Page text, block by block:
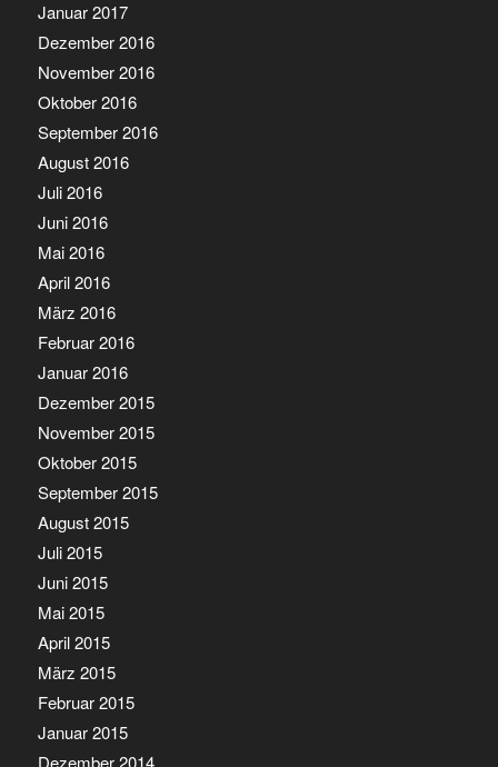
Januar 2017
Dezember 2016
November 2016
Oktober 2016
September 2016
August 2016
Juli 2016
Juni 2016
Mai 2016
April 2016
März 2016
Februar 2016
Januar 2016
Dezember 2015
November 2015
Oktober 2015
September 2015
August 2015
Juli 2015
Juni 2015
Mai 2015
April 2015
März 2015
Februar 2015
Januar 2015